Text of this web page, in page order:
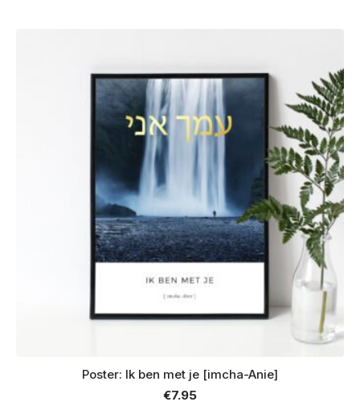
Poster: Ik ben met je [imcha-Anie]
€7.95